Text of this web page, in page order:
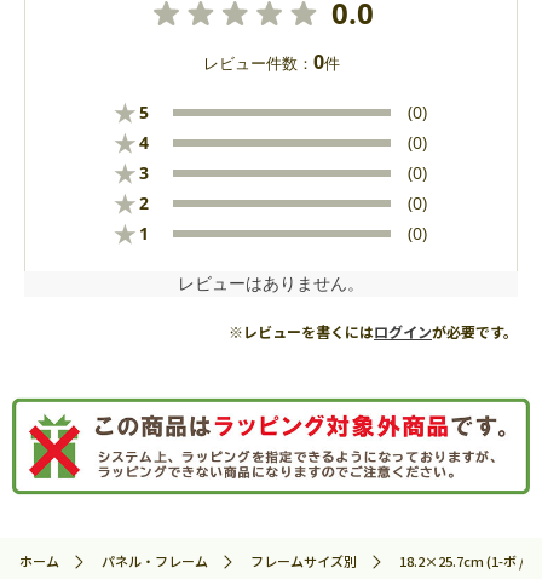
0.0
レビュー件数： 0件
★5 (0)
★4 (0)
★3 (0)
★2 (0)
★ 1 (0)
レビューはありません。
※レビューを書くにはログインが必要です。
ホーム パネル・フレーム フレームサイズ別
18.2×25.7cm (1-ボ /